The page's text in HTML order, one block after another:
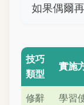
如果偶爾
技巧
類型
實施
修辭
學習